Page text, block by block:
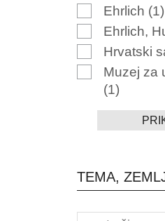
Ehrlich (1)
Ehrlich,
Hrvatski
Muzej za
(1)
TEMA,